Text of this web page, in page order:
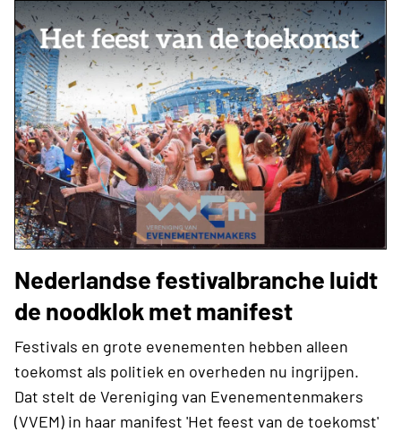
Nederlandse festivalbranche luidt
de noodklok met manifest
Festivals en grote evenementen hebben alleen
toekomst als politiek en overheden nu ingrijpen.
Dat stelt de Vereniging van Evenementenmakers
(VVEM) in haar manifest 'Het feest van de toekomst'